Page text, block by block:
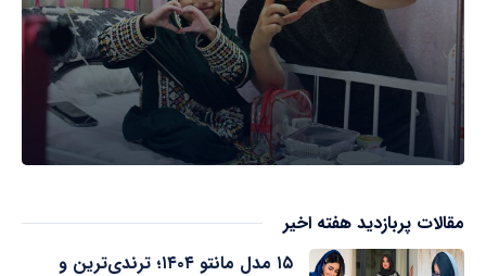
مقالات پربازدید هفته اخیر
۱۵ مدل مانتو ۱۴۰۴؛ ترندی‌ترین و